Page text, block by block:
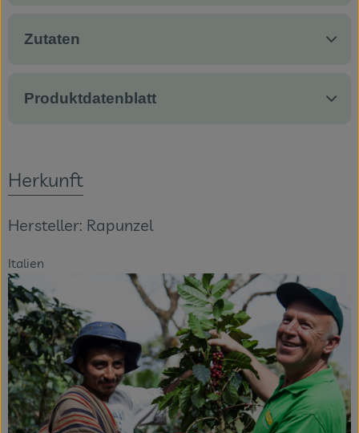
Zutaten
Produktdatenblatt
Herkunft
Hersteller: Rapunzel
Italien